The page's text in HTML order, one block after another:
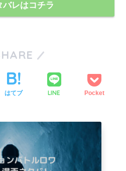
バレはコチラ
はてブ LINE Pocket